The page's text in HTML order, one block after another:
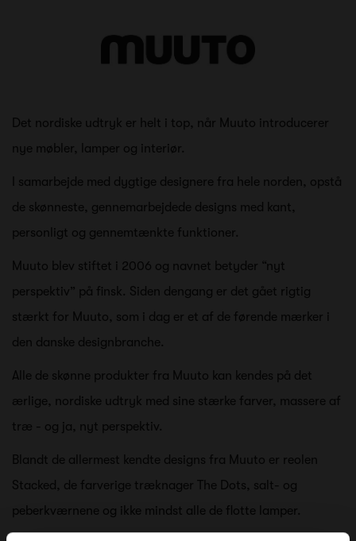
Det nordiske udtryk er helt i top, når Muuto introducerer
nye møbler, lamper og interiør.
I samarbejde med dygtige designere fra hele norden, opstå
de skønneste, gennemarbejdede designs med kant,
personligt og gennemtænkte funktioner.
Muuto blev stiftet i 2006 og navnet betyder “nyt
perspektiv” på finsk. Siden dengang er det gået rigtig
stærkt for Muuto, som i dag er et af de førende mærker i
den danske designbranche.
Alle de skønne produkter fra Muuto kan kendes på det
ærlige, nordiske udtryk med sine stærke farver, massere af
træ - og ja, nyt perspektiv.
Blandt de allermest kendte designs fra Muuto er reolen
Stacked, de farverige træknager The Dots, salt- og
peberkværnene og ikke mindst alle de flotte lamper.